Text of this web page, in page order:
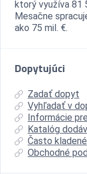
ktorý využíva 81
Mesačne
ako 75 mil. €.
Dopytujúci
Zadať dopyt
Vyhľadať v
Informácie
Katalóg
Často
Obchodné